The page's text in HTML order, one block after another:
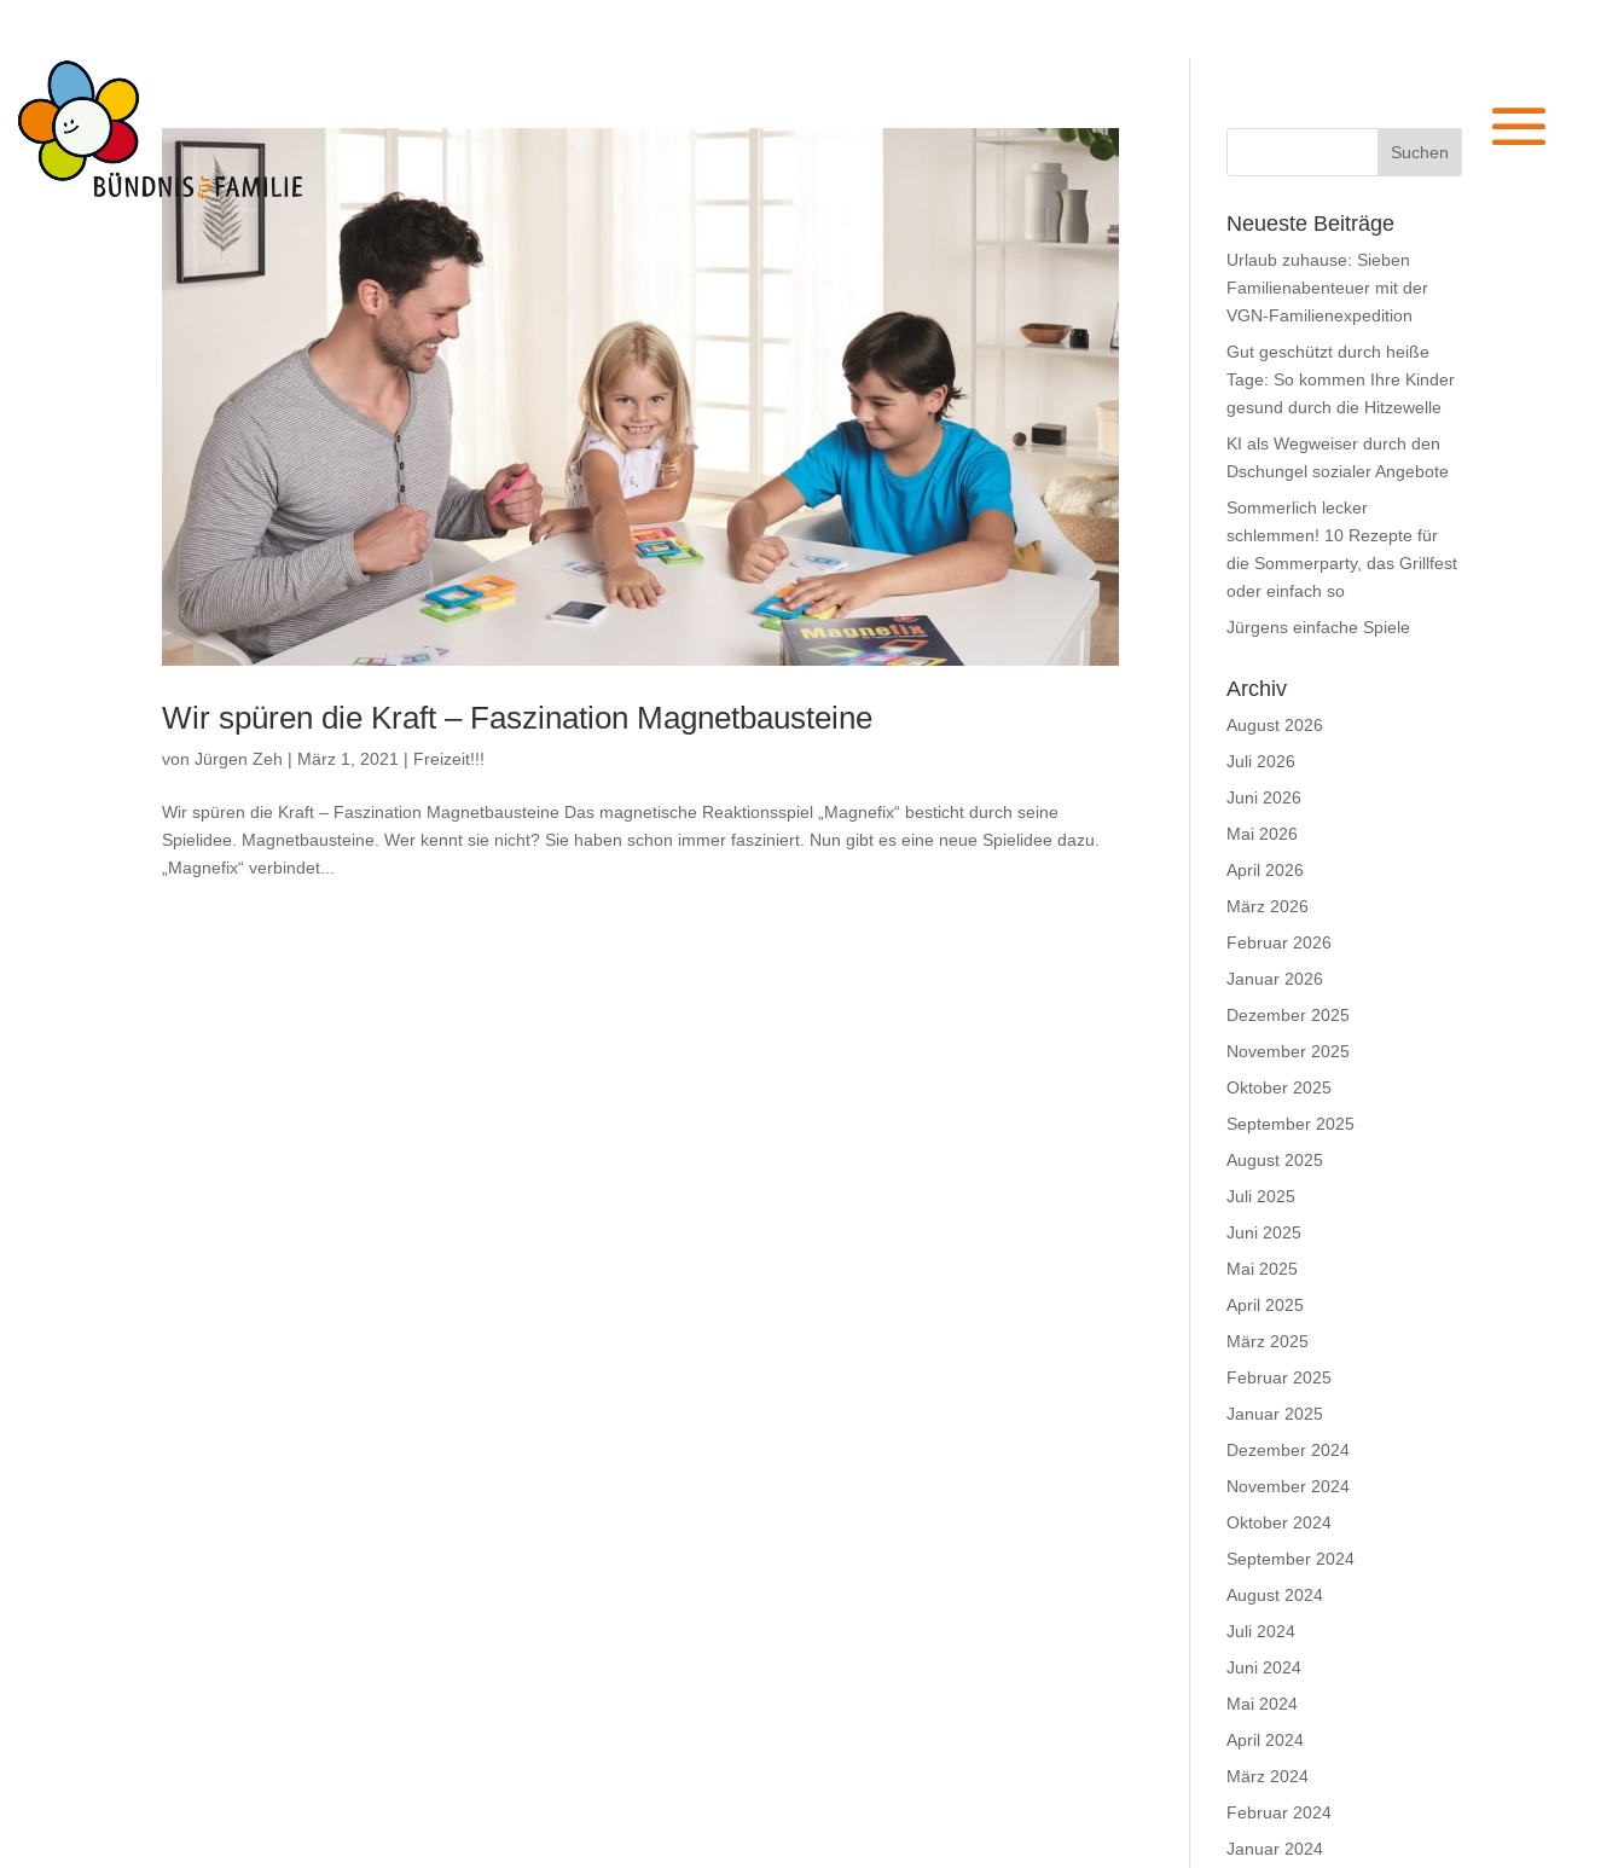
Wir spüren die Kraft – Faszination Magnetbausteine
vonJürgen Zeh | März 1, 2021 | Freizeit!!!
Wir spüren die Kraft – Faszination Magnetbausteine Das magnetische Reaktionsspiel „Magnefix“ besticht durch seine
Spielidee. Magnetbausteine. Wer kennt sie nicht? Sie haben schon immer fasziniert. Nun gibt es eine neue Spielidee dazu.
„Magnefix“ verbindet...
Neueste Beiträge
Urlaub zuhause: Sieben
Familienabenteuer mit der
VGN-Familienexpedition
Gut geschützt durch heiße
Tage: So kommen Ihre Kinder
gesund durch die Hitzewelle
KI als Wegweiser durch den
Dschungel sozialer Angebote
Sommerlich lecker
schlemmen! 10 Rezepte für
die Sommerparty, das Grillfest
oder einfach so
Jürgens einfache Spiele
Archiv
August 2026
Juli 2026
Juni 2026
Mai 2026
April 2026
März 2026
Februar 2026
Januar 2026
Dezember 2025
November 2025
Oktober 2025
September 2025
August 2025
Juli 2025
Juni 2025
Mai 2025
April 2025
März 2025
Februar 2025
Januar 2025
Dezember 2024
November 2024
Oktober 2024
September 2024
August 2024
Juli 2024
Juni 2024
Mai 2024
April 2024
März 2024
Februar 2024
Januar 2024